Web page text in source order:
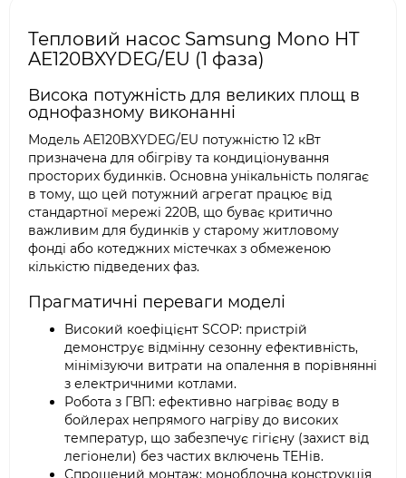
Тепловий насос Samsung Mono HT
AE120BXYDEG/EU (1 фаза)
Висока потужність для великих площ в
однофазному виконанні
Модель AE120BXYDEG/EU потужністю 12 кВт
призначена для обігріву та кондиціонування
просторих будинків. Основна унікальність полягає
в тому, що цей потужний агрегат працює від
стандартної мережі 220В, що буває критично
важливим для будинків у старому житловому
фонді або котеджних містечках з обмеженою
кількістю підведених фаз.
Прагматичні переваги моделі
Високий коефіцієнт SCOP: пристрій
демонструє відмінну сезонну ефективність,
мінімізуючи витрати на опалення в порівнянні
з електричними котлами.
Робота з ГВП: ефективно нагріває воду в
бойлерах непрямого нагріву до високих
температур, що забезпечує гігієну (захист від
легіонели) без частих включень ТЕНів.
Спрощений монтаж: моноблочна конструкція